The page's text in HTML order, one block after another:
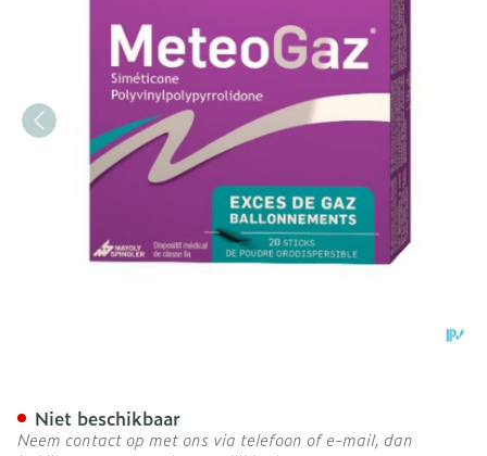
Niet beschikbaar
Neem contact op met ons via telefoon of e-mail, dan